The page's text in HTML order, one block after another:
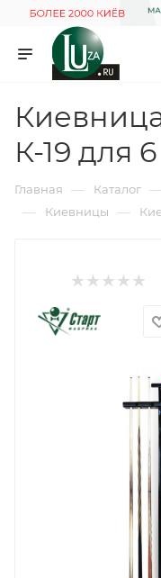
К-19 для
Главная — Каталог
— Киевницы —